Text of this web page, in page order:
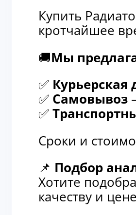
Купить
кротчайшее
🚚Мы
✅ Курьерская
✅ Самовывоз
✅
Сроки и
📌 Подбор
Хотите
качеству и